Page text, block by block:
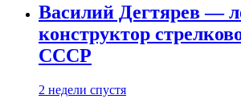
Василий Дегтярев —
конструктор
СССР
2 недели спустя